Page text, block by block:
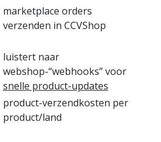
marketplace orders
verzenden in CCVShop
luistert naar
webshop-“webhooks” voor
snelle product-updates
product-verzendkosten per
product/land